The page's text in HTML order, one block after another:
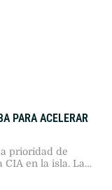
PARA ACELERAR
prioridad de
en la isla. La
castrista